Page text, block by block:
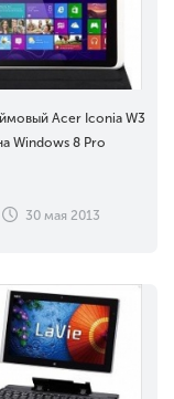
Acer Iconia W3
Windows 8 Pro
30 мая 2013